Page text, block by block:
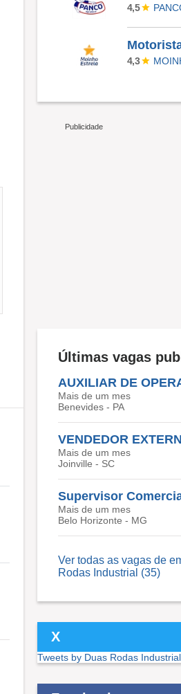
4,5
4,3
Últimas vagas
Mais de um mes
Benevides - PA
Mais de um mes
Joinville - SC
Supervisor
Mais de um mes
Belo Horizonte - MG
Ver todas as vagas de
Rodas Industrial (35)
X
Tweets by Duas Rodas Industrial